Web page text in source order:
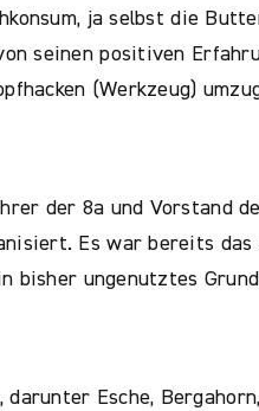
ja selbst die
seinen positiven
(Werkzeug)
der 8a und Vorstand
Es war bereits
bisher ungenutztes
Esche,